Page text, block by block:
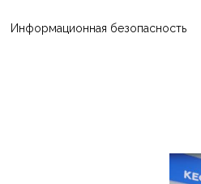
Информационная безопасность